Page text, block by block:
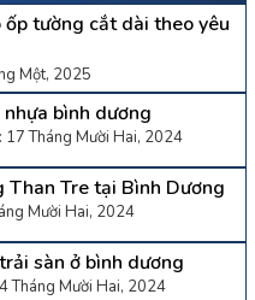
ốp tường cắt dài theo yêu
Một, 2025
bình dương
17 Tháng Mười Hai, 2024
Than Tre tại Bình Dương
Mười Hai, 2024
sàn ở bình dương
Tháng Mười Hai, 2024